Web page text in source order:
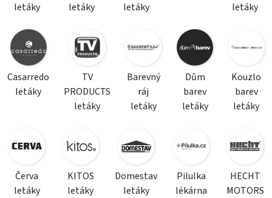
letáky
letáky
letáky
letáky
Casarredo
letáky
TV
PRODUCTS
letáky
Barevný
ráj
letáky
Dům
barev
letáky
Kouzlo
barev
letáky
Červa
letáky
KITOS
letáky
Domestav
letáky
Pilulka
lékárna
HECHT
MOTORS